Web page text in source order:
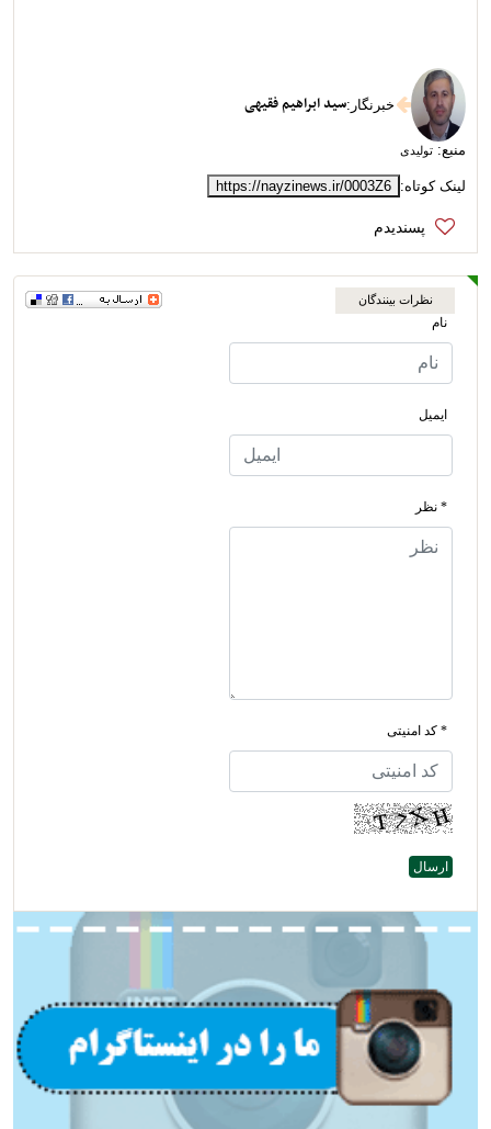
خبرنگار :سید ابراهیم فقیهی
منبع: تولیدی
لینک کوتاه: https://nayzinews.ir/0003Z6
نظرات بینندگان
نام
ایمیل
* نظر
* کد امنیتی